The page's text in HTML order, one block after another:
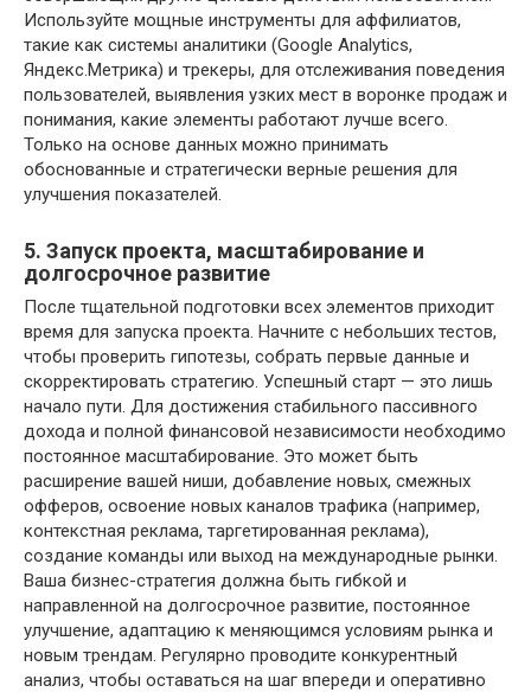
Используйте мощные инструменты для аффилиатов,
такие как системы аналитики (Google Analytics,
Яндекс.Метрика) и трекеры, для отслеживания поведения
пользователей, выявления узких мест в воронке продаж и
понимания, какие элементы работают лучше всего.
Только на основе данных можно принимать
обоснованные и стратегически верные решения для
улучшения показателей.
5. Запуск проекта, масштабирование и
долгосрочное развитие
После тщательной подготовки всех элементов приходит
время для запуска проекта. Начните с небольших тестов,
чтобы проверить гипотезы, собрать первые данные и
скорректировать стратегию. Успешный старт — это лишь
начало пути. Для достижения стабильного пассивного
дохода и полной финансовой независимости необходимо
постоянное масштабирование. Это может быть
расширение вашей ниши, добавление новых, смежных
офферов, освоение новых каналов трафика (например,
контекстная реклама, таргетированная реклама),
создание команды или выход на международные рынки.
Ваша бизнес-стратегия должна быть гибкой и
направленной на долгосрочное развитие, постоянное
улучшение, адаптацию к меняющимся условиям рынка и
новым трендам. Регулярно проводите конкурентный
анализ, чтобы оставаться на шаг впереди и оперативно